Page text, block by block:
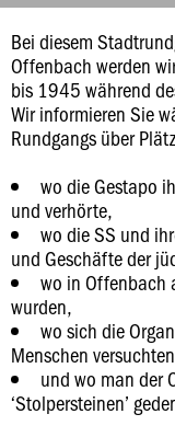
Bei diesem
Offenbach werden
bis 1945 während
Wir informieren Sie
Rundgangs über
wo die Gestapo
und verhörte,
wo die SS und
und Geschäfte der
wo in Offenbach
wurden,
wo sich die
Menschen
und wo man der
‘Stolpersteinen’